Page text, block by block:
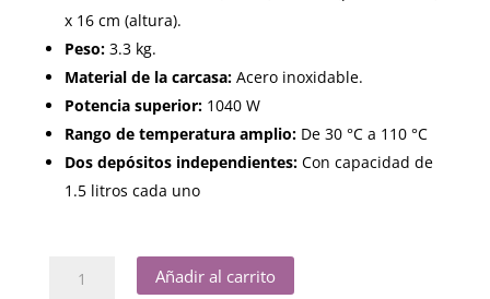
x 16 cm (altura).
Peso:3.3 kg.
Material de la carcasa:Acero inoxidable.
Potencia superior:1040 W
Rango de temperatura amplio:De 30 °C a 110 °C
Dos depósitos independientes:Con capacidad de
1.5 litros cada uno
Añadir al carrito